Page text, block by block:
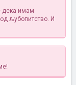
дека имам
љубопитство. И